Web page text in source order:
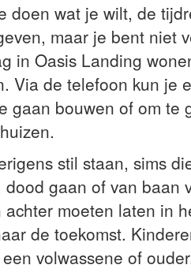
doen wat je wilt, de
maar je bent niet
in Oasis Landing
Via de telefoon kun je
gaan bouwen of om te
stil staan, sims
gaan of van baan
moeten laten in
de toekomst.
volwassene of